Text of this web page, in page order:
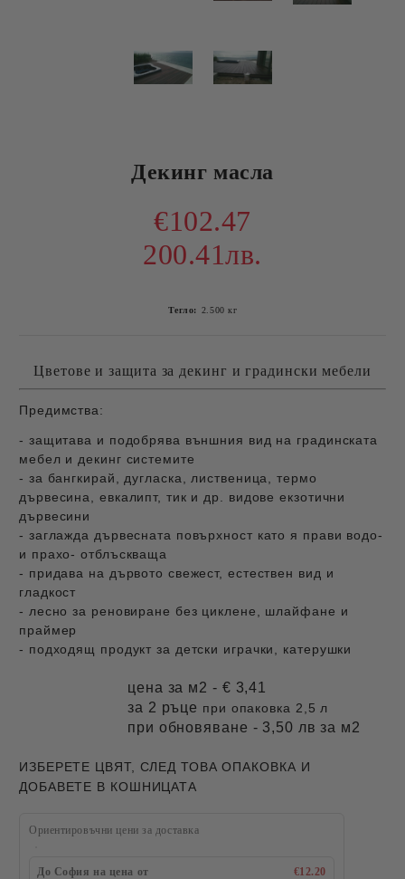
Декинг масла
€102.47
200.41лв.
Тегло: 2.500 кг
Цветове и защита за декинг и градински мебели
Предимства:
- защитава и подобрява външния вид на градинската
мебел и декинг системите
- за бангкирай, дугласка, лиственица, термо
дървесина, евкалипт, тик и др. видове екзотични
дървесини
- заглажда дървесната повърхност като я прави водо-
и прахо- отблъскваща
- придава на дървото свежест, естествен вид и
гладкост
- лесно за реновиране без циклене, шлайфане и
праймер
- подходящ продукт за детски играчки, катерушки
цена за м2 - € 3,41
за 2 ръце при опаковка 2,5 л
при обновяване - 3,50 лв за м2
ИЗБЕРЕТЕ ЦВЯТ, СЛЕД ТОВА ОПАКОВКА И
ДОБАВЕТЕ В КОШНИЦАТА
Ориентировъчни цени за доставка
До София на цена от €12.20